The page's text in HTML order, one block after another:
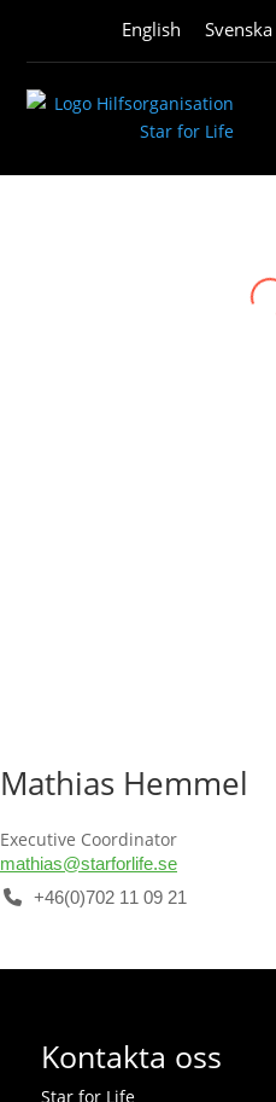
English Svenska
Mathias Hemmel
Executive Coordinator
mathias@starforlife.se
+46(0)702 11 09 21
Kontakta oss
Star for Life